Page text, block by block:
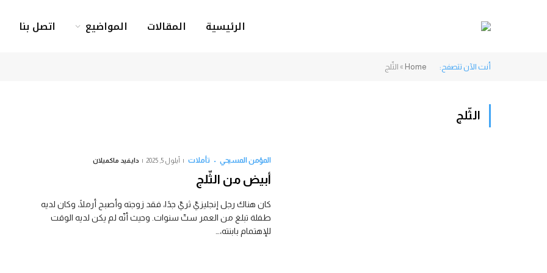
الرئيسية المقالات المواضيع اتصل بنا
أنت الآن تتصفح: Home
» الثّلج
الثّلج
المؤمن المسيحي تأملات أيلول 5, 2025 دايفيد ماكميلان
أبيض من الثّلج
كان هناك رجل إنجليزيّ ثريّ جدًا، فقد زوجته وأصبح أرملًا، وكان لديه
طفلة تبلغ من العمر ستّ سنوات. وحيث أنّه لم يكن لديه الوقت
للإهتمام بابنته،…